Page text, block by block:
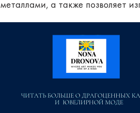
а также позволяет